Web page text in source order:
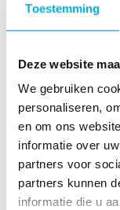
Toestemming
Deze website
We gebruiken
personaliseren,
en om ons
informatie over
partners voor
partners kunnen
informatie die u
vele disciplines
verdelen in losse
kunt u bij ons
maken van
specificaties en
hebben wij een
Bent u dus op
uwSiemens PCS7
of bent u in de